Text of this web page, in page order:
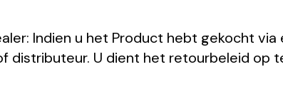
Indien u het Product hebt gekocht
distributeur. U dient het retourbeleid op